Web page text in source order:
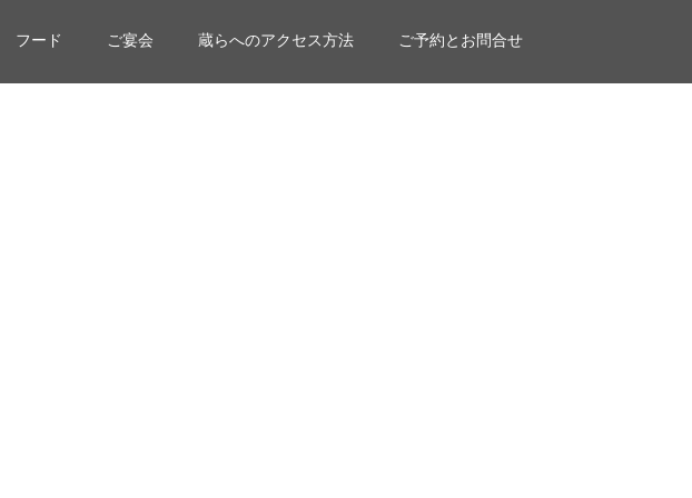
フード ご宴会 蔵らへのアクセス方法 ご予約とお問合せ